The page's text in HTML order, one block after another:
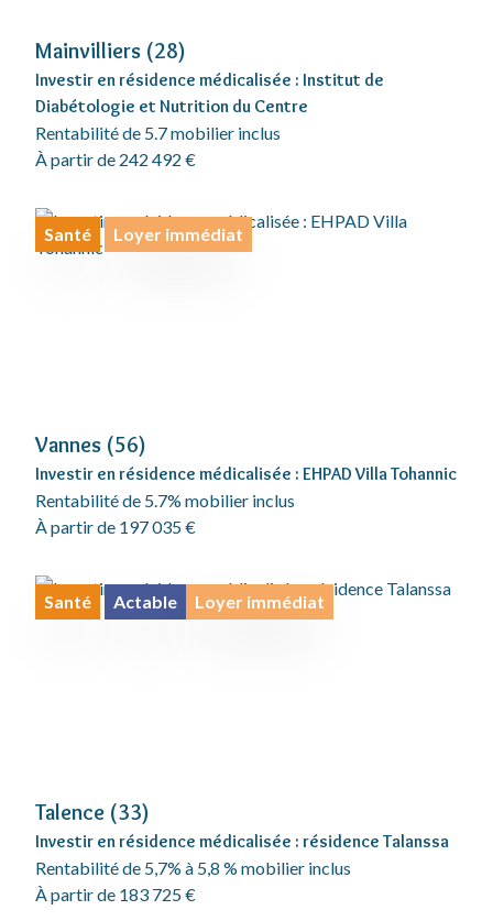
Mainvilliers (28)
Investir en résidence médicalisée : Institut de
Diabétologie et Nutrition du Centre
Rentabilité de 5.7 mobilier inclus
À partir de 242 492 €
Santé Loyer immédiat
Vannes (56)
Investir en résidence médicalisée : EHPAD Villa Tohannic
Rentabilité de 5.7% mobilier inclus
À partir de 197 035 €
Santé Actable Loyer immédiat
Talence (33)
Investir en résidence médicalisée : résidence Talanssa
Rentabilité de 5,7% à 5,8 % mobilier inclus
À partir de 183 725 €